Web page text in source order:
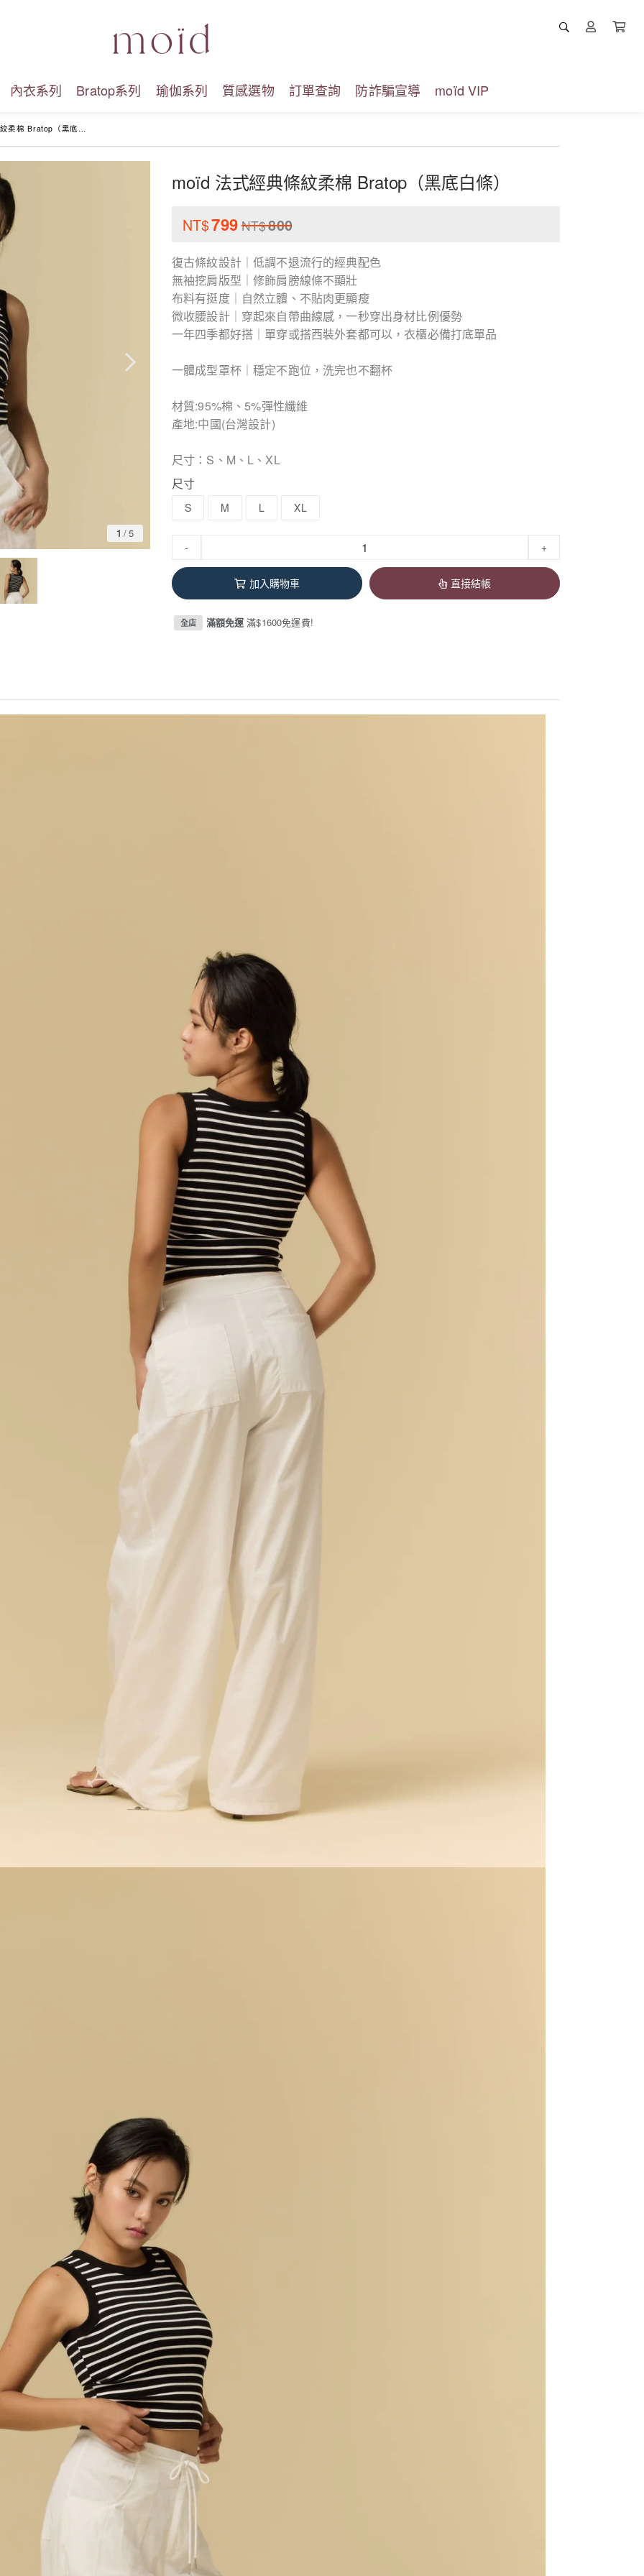
內衣系列 Bratop系列 瑜伽系列 質感選物 訂單查詢 防詐騙宣導 moïd VIP
棉 Bratop（黑底白條）
1 /5
moïd 法式經典條紋柔棉 Bratop（黑底白條）
NT$799 NT$800
復古條紋設計｜低調不退流行的經典配色
無袖挖肩版型｜修飾肩膀線條不顯壯
布料有挺度｜自然立體、不貼肉更顯瘦
微收腰設計｜穿起來自帶曲線感，一秒穿出身材比例優勢
一年四季都好搭｜單穿或搭西裝外套都可以，衣櫃必備打底單品
一體成型罩杯｜穩定不跑位，洗完也不翻杯
材質:95%棉、5%彈性纖維
產地:中國(台灣設計)
尺寸：S、M、L、XL
尺寸
S M L XL
- +
加入購物車 直接結帳
全店 滿額免運滿$1600免運費!